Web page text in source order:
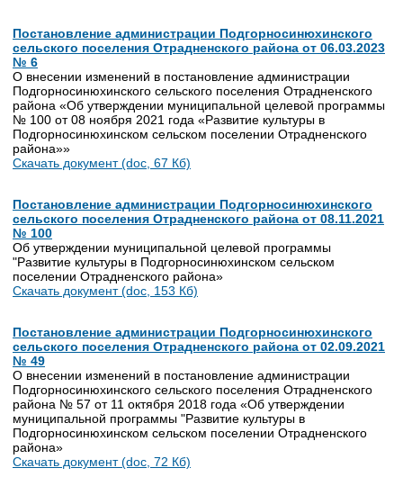
Постановление администрации Подгорносинюхинского
сельского поселения Отрадненского района от 06.03.2023
№ 6
О внесении изменений в постановление администрации
Подгорносинюхинского сельского поселения Отрадненского
района «Об утверждении муниципальной целевой программы
№ 100 от 08 ноября 2021 года «Развитие культуры в
Подгорносинюхинском сельском поселении Отрадненского
района»»
Скачать документ (doc, 67 Кб)
Постановление администрации Подгорносинюхинского
сельского поселения Отрадненского района от 08.11.2021
№ 100
Об утверждении муниципальной целевой программы
"Развитие культуры в Подгорносинюхинском сельском
поселении Отрадненского района»
Скачать документ (doc, 153 Кб)
Постановление администрации Подгорносинюхинского
сельского поселения Отрадненского района от 02.09.2021
№ 49
О внесении изменений в постановление администрации
Подгорносинюхинского сельского поселения Отрадненского
района № 57 от 11 октября 2018 года «Об утверждении
муниципальной программы "Развитие культуры в
Подгорносинюхинском сельском поселении Отрадненского
района»
Скачать документ (doc, 72 Кб)